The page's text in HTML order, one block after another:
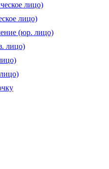
лицо)
лицо)
(юр. лицо)
лицо)